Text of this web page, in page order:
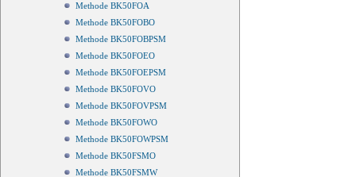
Methode BK50FOA
Methode BK50FOBO
Methode BK50FOBPSM
Methode BK50FOEO
Methode BK50FOEPSM
Methode BK50FOVO
Methode BK50FOVPSM
Methode BK50FOWO
Methode BK50FOWPSM
Methode BK50FSMO
Methode BK50FSMW